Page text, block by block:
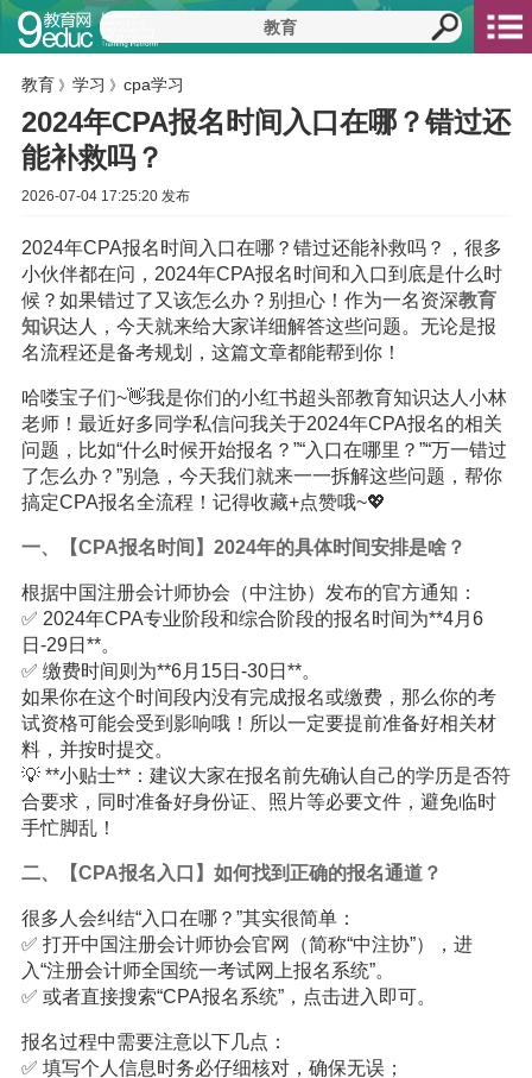
教育 》 学习 》 cpa学习
2024年CPA报名时间入口在哪？错过还
能补救吗？
2026-07-04 17:25:20 发布
2024年CPA报名时间入口在哪？错过还能补救吗？，很多
小伙伴都在问，2024年CPA报名时间和入口到底是什么时
候？如果错过了又该怎么办？别担心！作为一名资深教育
知识达人，今天就来给大家详细解答这些问题。无论是报
名流程还是备考规划，这篇文章都能帮到你！
哈喽宝子们~👋我是你们的小红书超头部教育知识达人小林
老师！最近好多同学私信问我关于2024年CPA报名的相关
问题，比如“什么时候开始报名？”“入口在哪里？”“万一错过
了怎么办？”别急，今天我们就来一一拆解这些问题，帮你
搞定CPA报名全流程！记得收藏+点赞哦~💖
一、【CPA报名时间】2024年的具体时间安排是啥？
根据中国注册会计师协会（中注协）发布的官方通知：
✅ 2024年CPA专业阶段和综合阶段的报名时间为**4月6
日-29日**。
✅ 缴费时间则为**6月15日-30日**。
如果你在这个时间段内没有完成报名或缴费，那么你的考
试资格可能会受到影响哦！所以一定要提前准备好相关材
料，并按时提交。
💡 **小贴士**：建议大家在报名前先确认自己的学历是否符
合要求，同时准备好身份证、照片等必要文件，避免临时
手忙脚乱！
二、【CPA报名入口】如何找到正确的报名通道？
很多人会纠结“入口在哪？”其实很简单：
✅ 打开中国注册会计师协会官网（简称“中注协”），进
入“注册会计师全国统一考试网上报名系统”。
✅ 或者直接搜索“CPA报名系统”，点击进入即可。
报名过程中需要注意以下几点：
✅ 填写个人信息时务必仔细核对，确保无误；